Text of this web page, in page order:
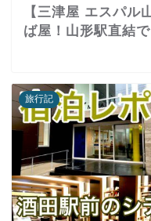
【三津屋 エスパル
ば屋！山形駅直結
旅行記